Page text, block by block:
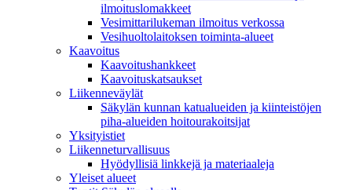
ilmoituslomakkeet
Vesimittarilukeman ilmoitus verkossa
Vesihuoltolaitoksen toiminta-alueet
Kaavoitus
Kaavoitushankkeet
Kaavoituskatsaukset
Liikenneväylät
Säkylän kunnan katualueiden ja kiinteistöjen
piha-alueiden hoitourakoitsijat
Yksityistiet
Liikenneturvallisuus
Hyödyllisiä linkkejä ja materiaaleja
Yleiset alueet